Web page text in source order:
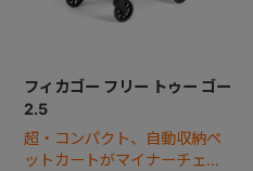
フィカゴー フリー トゥー ゴー
2.5
超・コンパクト、自動収納ペ
ットカートがマイナーチェン